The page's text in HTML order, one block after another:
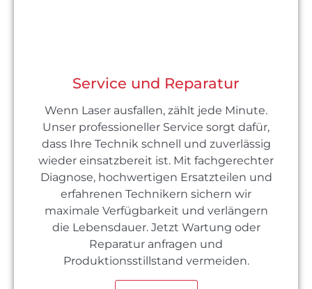
Service und Reparatur
Wenn Laser ausfallen, zählt jede Minute.
Unser professioneller Service sorgt dafür,
dass Ihre Technik schnell und zuverlässig
wieder einsatzbereit ist. Mit fachgerechter
Diagnose, hochwertigen Ersatzteilen und
erfahrenen Technikern sichern wir
maximale Verfügbarkeit und verlängern
die Lebensdauer. Jetzt Wartung oder
Reparatur anfragen und
Produktionsstillstand vermeiden.